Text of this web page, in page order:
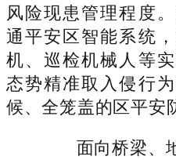
风险现患管理程度
通平安区智能系统
机、巡检机械人等
态势精准取入侵行
候、全笼盖的区平安
面向桥梁、地